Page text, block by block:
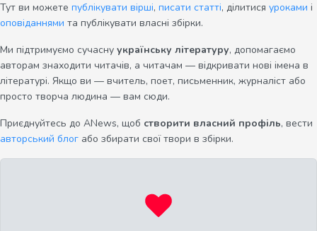
Тут ви можете публікувати вірші, писати статті, ділитися уроками і
оповіданнями та публікувати власні збірки.
Ми підтримуємо сучасну українську літературу, допомагаємо
авторам знаходити читачів, а читачам — відкривати нові імена в
літературі. Якщо ви — вчитель, поет, письменник, журналіст або
просто творча людина — вам сюди.
Приєднуйтесь до ANews, щоб створити власний профіль, вести
авторський блог або збирати свої твори в збірки.